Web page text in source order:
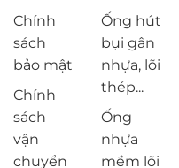
Chính
sách
bảo mật
Chính
sách
vận
chuyển
Ống hút
bụi gân
nhựa, lõi
thép...
Ống
nhựa
mềm lõi